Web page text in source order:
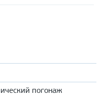
погонаж